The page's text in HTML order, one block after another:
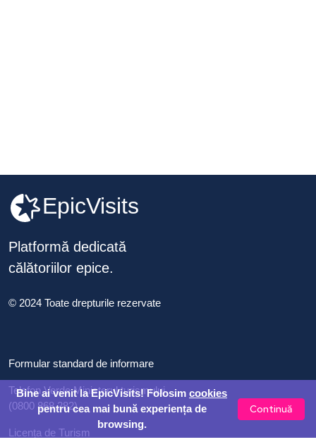
EpicVisits
Platformă dedicată
călătoriilor epice.
© 2024 Toate drepturile rezervate
Formular standard de informare
Telefon Verde Ministerul turismului
(0800 868 282)
Licența de Turism
Bine ai venit la EpicVisits! Folosim cookies
pentru cea mai bună experiența de
browsing.
Continuă